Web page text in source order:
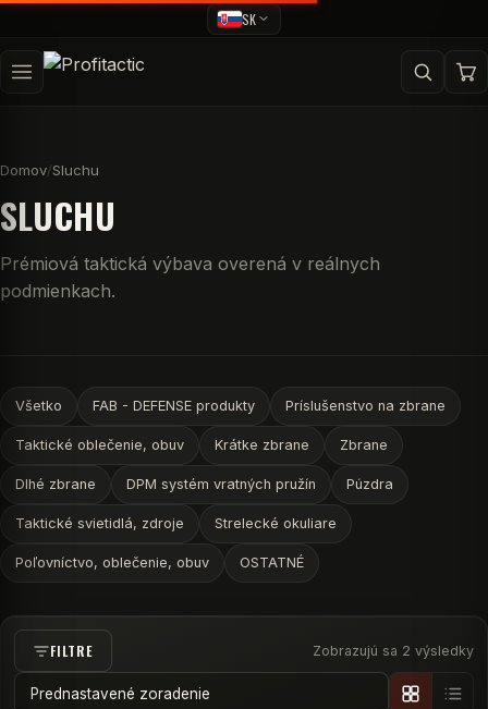
SK
Domov/Sluchu
SLUCHU
Prémiová taktická výbava overená v reálnych
podmienkach.
Všetko FAB - DEFENSE produkty Príslušenstvo na zbrane
Taktické oblečenie, obuv Krátke zbrane Zbrane
Dlhé zbrane DPM systém vratných pružín Púzdra
Taktické svietidlá, zdroje Strelecké okuliare
Poľovníctvo, oblečenie, obuv OSTATNÉ
FILTRE Zobrazujú sa 2 výsledky